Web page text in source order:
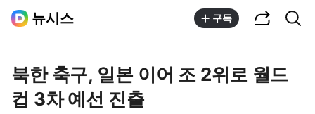
뉴시스 구독
북한 축구, 일본 이어 조 2위로 월드
컵 3차 예선 진출